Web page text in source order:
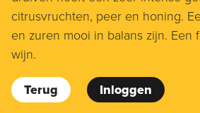
citrusvruchten, peer en honing.
en zuren mooi in balans zijn. Een
wijn.
Terug Inloggen